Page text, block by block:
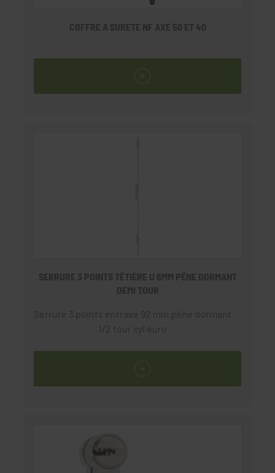
intérieures lui assure une pérennité dans le
temps.
COFFRE A SURETE NF AXE 50 ET 40
SERRURE 3 POINTS TÊTIÈRE U 6MM PÊNE DORMANT
DEMI TOUR
Serrure 3 points entraxe 92 mm pêne dormant
1/2 tour cyl euro